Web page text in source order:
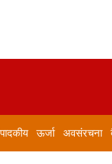
ऊर्जा अवसंरचना